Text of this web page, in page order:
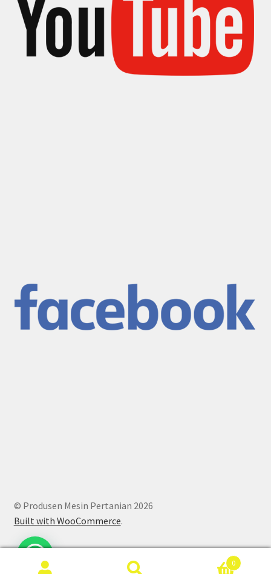
© Produsen Mesin Pertanian 2026
Built with WooCommerce.
0